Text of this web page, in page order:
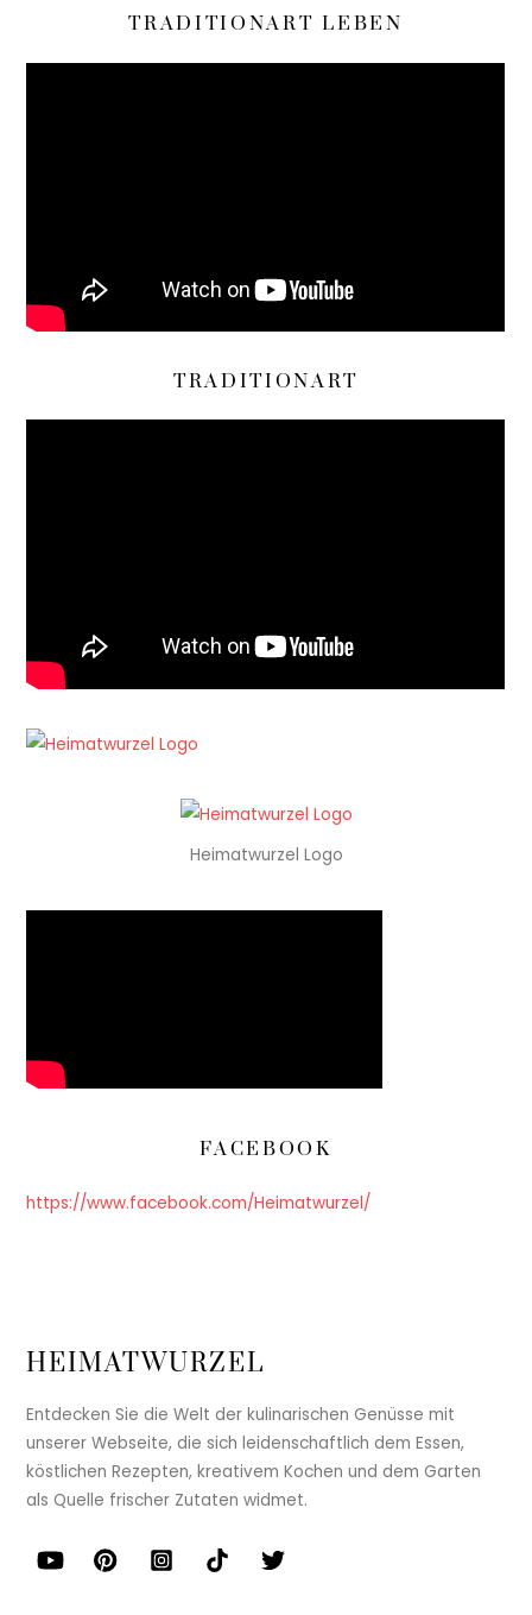
TRADITIONART LEBEN
TRADITIONART
Heimatwurzel Logo
FACEBOOK
https://www.facebook.com/Heimatwurzel/
HEIMATWURZEL
Entdecken Sie die Welt der kulinarischen Genüsse mit
unserer Webseite, die sich leidenschaftlich dem Essen,
köstlichen Rezepten, kreativem Kochen und dem Garten
als Quelle frischer Zutaten widmet.